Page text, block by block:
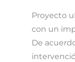
Proyecto
con un
De